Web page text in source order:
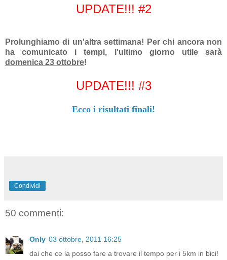
UPDATE!!! #2
Prolunghiamo di un'altra settimana! Per chi ancora non
ha comunicato i tempi, l'ultimo giorno utile sarà
domenica 23 ottobre!
UPDATE!!! #3
Ecco i risultati finali!
Condividi
50 commenti:
Only 03 ottobre, 2011 16:25
dai che ce la posso fare a trovare il tempo per i 5km in bici!